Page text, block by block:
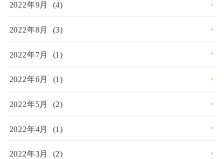
2022年9月 (4)
2022年8月 (3)
2022年7月 (1)
2022年6月 (1)
2022年5月 (2)
2022年4月 (1)
2022年3月 (2)